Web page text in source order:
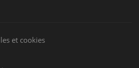
et cookies